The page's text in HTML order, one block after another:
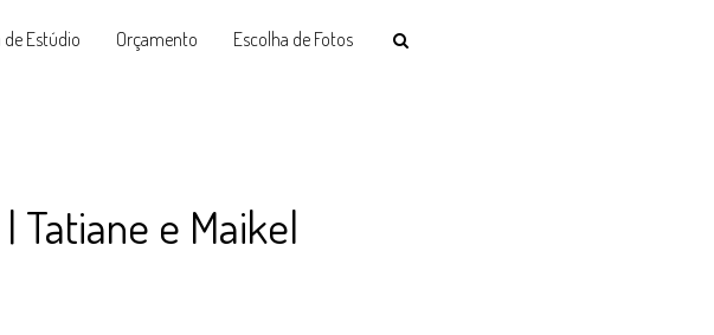
de Estúdio Orçamento Escolha de Fotos
Tatiane e Maikel